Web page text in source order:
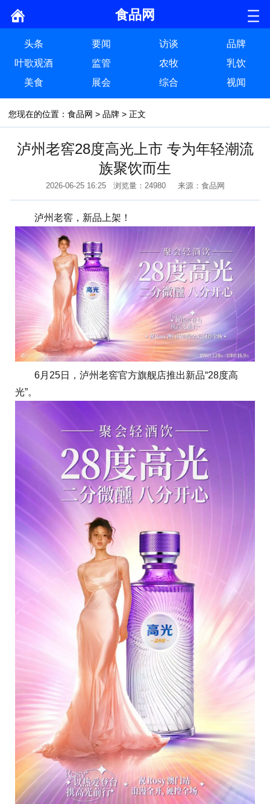
食品网
头条 要闻 访谈
品牌
叶歌观酒
监管 农牧
乳饮
美食
展会 综合 视闻
您现在的位置： 食品网 > 品牌 > 正文
泸州老窖28度高光上市 专为年轻潮流
族聚饮而生
2026-06-25 16:25 浏览量：24980 来源：食品网
泸州老窖，新品上架！
6月25日，泸州老窖官方旗舰店推出新品“28度高
光”。